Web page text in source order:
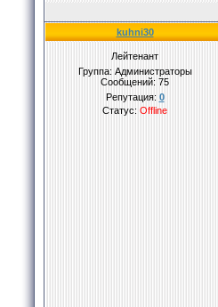
kuhni30
Лейтенант
Группа: Администраторы
Сообщений: 75
Репутация: 0
Статус: Offline